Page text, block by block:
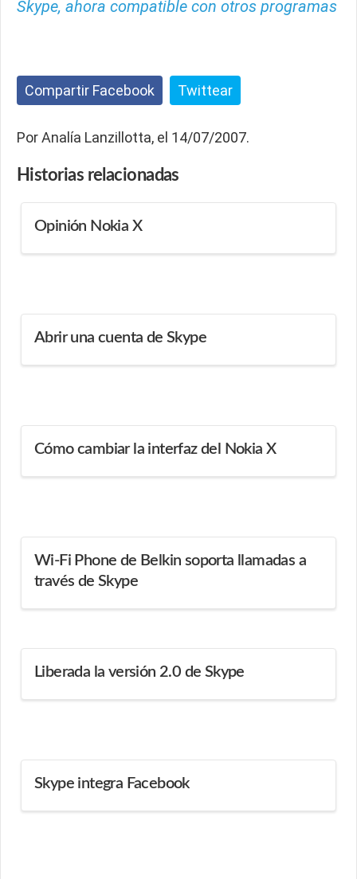
Skype, ahora compatible con otros programas
Compartir Facebook Twittear
Por Analía Lanzillotta, el 14/07/2007.
Historias relacionadas
Opinión Nokia X
Abrir una cuenta de Skype
Cómo cambiar la interfaz del Nokia X
Wi-Fi Phone de Belkin soporta llamadas a
través de Skype
Liberada la versión 2.0 de Skype
Skype integra Facebook